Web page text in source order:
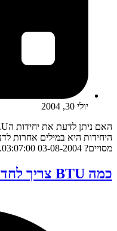
יולי 30, 2004
היחידות היא במילים אחרות
מסויים? 03-08-2004 03:07:00...
כמה BTU צריך לחדר מגורים חם בגודל 16 מ